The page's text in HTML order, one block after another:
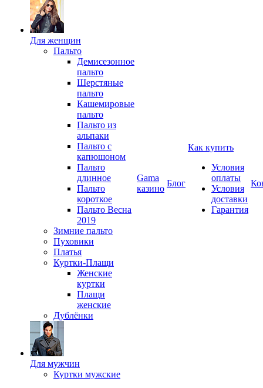
Для женщин
Пальто
Демисезонное
пальто
Шерстяные
пальто
Кашемировые
пальто
Пальто из
альпаки
Пальто с
капюшоном
Пальто
длинное
Пальто
короткое
Пальто Весна
2019
Зимние пальто
Пуховики
Платья
Куртки-Плащи
Женские
куртки
Плащи
женские
Дублёнки
Для мужчин
Куртки мужские
Gama
казино
Блог
Как купить
Условия
оплаты
Условия
доставки
Гарантия